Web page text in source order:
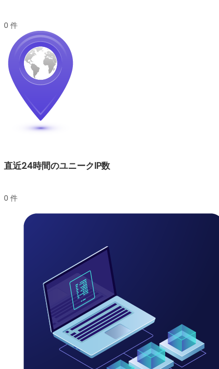
0 件
直近24時間のユニークIP数
0 件